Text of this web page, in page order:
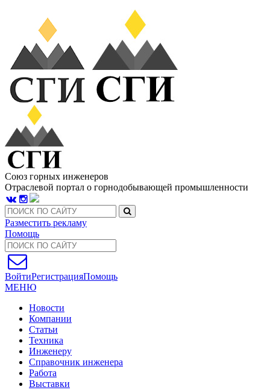
Союз горных инженеров
Отраслевой портал о горнодобывающей промышленности
Разместить рекламу
Помощь
ВойтиРегистрацияПомощь
МЕНЮ
Новости
Компании
Статьи
Техника
Инженеру
Справочник инженера
Работа
Выставки